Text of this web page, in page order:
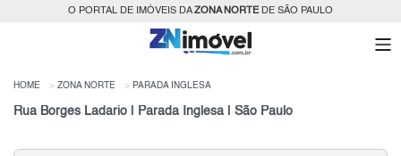
O PORTAL DE IMÓVEIS DAZONA NORTEDE SÃO PAULO
HOME ZONA NORTE PARADA INGLESA
Rua Borges Ladario | Parada Inglesa | São Paulo